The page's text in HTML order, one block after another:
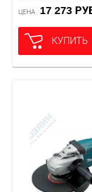
ЦЕНА 17 273
КУПИТЬ